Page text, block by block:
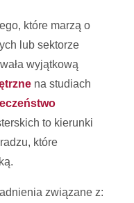
które marzą o
lub sektorze
wyjątkową
na studiach
to kierunki
które
związane z: